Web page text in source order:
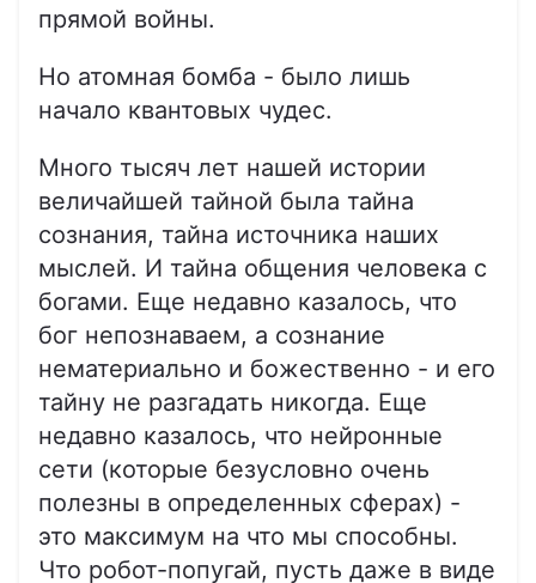
прямой войны.
Но атомная бомба - было лишь
начало квантовых чудес.
Много тысяч лет нашей истории
величайшей тайной была тайна
сознания, тайна источника наших
мыслей. И тайна общения человека с
богами. Еще недавно казалось, что
бог непознаваем, а сознание
нематериально и божественно - и его
тайну не разгадать никогда. Еще
недавно казалось, что нейронные
сети (которые безусловно очень
полезны в определенных сферах) -
это максимум на что мы способны.
Что робот-попугай, пусть даже в виде